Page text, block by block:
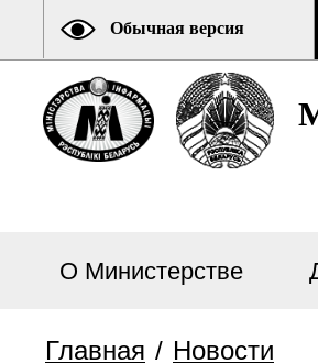
Обычная версия
О Министерстве
Главная / Новости